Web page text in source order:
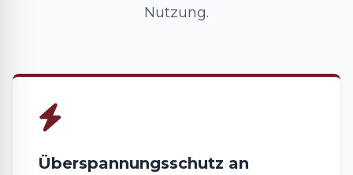
Nutzung.
Überspannungsschutz an